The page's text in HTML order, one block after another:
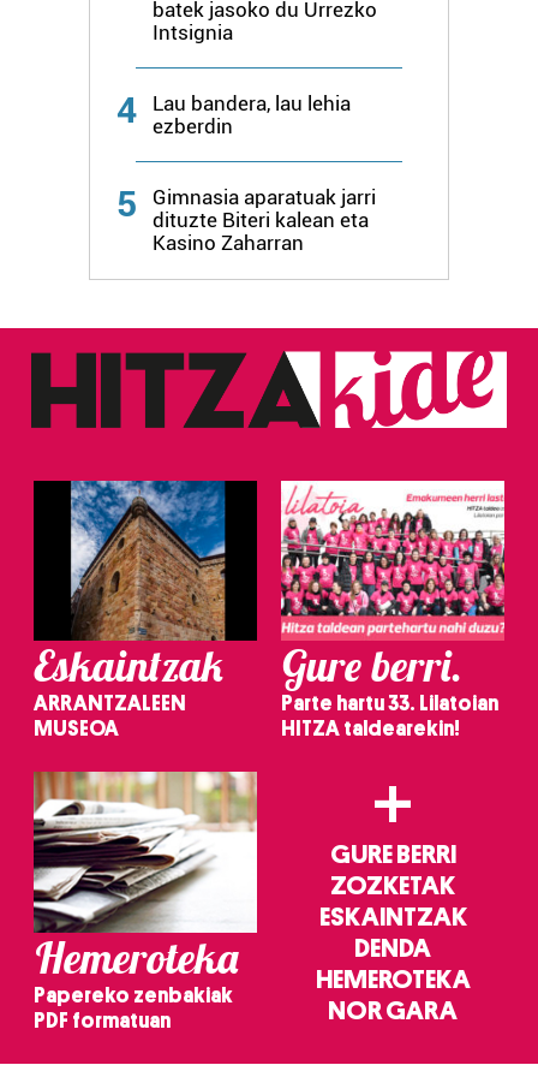
batek jasoko du Urrezko
Intsignia
4
Lau bandera, lau lehia
ezberdin
5
Gimnasia aparatuak jarri
dituzte Biteri kalean eta
Kasino Zaharran
Eskaintzak
ARRANTZALEEN
MUSEOA
Gure berri.
Parte hartu 33. Lilatoian
HITZA taldearekin!
Hemeroteka
Papereko zenbakiak
PDF formatuan
+
GURE BERRI
ZOZKETAK
ESKAINTZAK
DENDA
HEMEROTEKA
NOR GARA